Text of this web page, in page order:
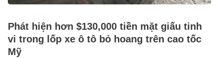
Phát hiện hơn $130,000 tiền mặt giấu tinh
vi trong lốp xe ô tô bỏ hoang trên cao tốc
Mỹ